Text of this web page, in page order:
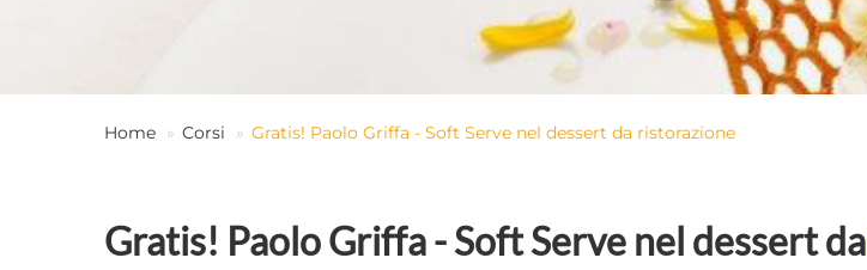
Home Corsi Gratis! Paolo Griffa - Soft Serve nel dessert da ristorazione
Gratis! Paolo Griffa - Soft Serve nel dessert da